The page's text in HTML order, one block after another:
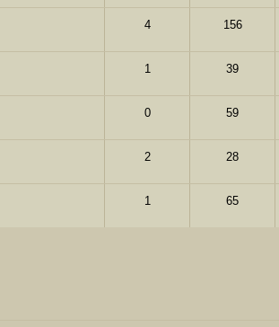
4 156
1 39
0 59
2 28
1 65